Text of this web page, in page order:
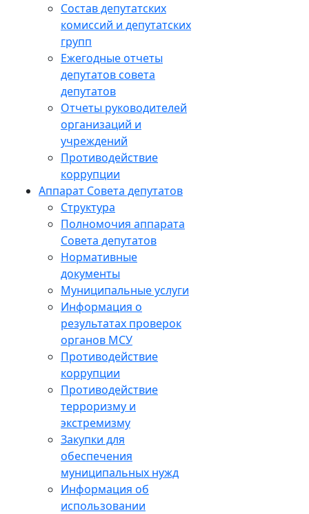
Состав депутатских
комиссий и депутатских
групп
Ежегодные отчеты
депутатов совета
депутатов
Отчеты руководителей
организаций и
учреждений
Противодействие
коррупции
Аппарат Совета депутатов
Структура
Полномочия аппарата
Совета депутатов
Нормативные
документы
Муниципальные услуги
Информация о
результатах проверок
органов МСУ
Противодействие
коррупции
Противодействие
терроризму и
экстремизму
Закупки для
обеспечения
муниципальных нужд
Информация об
использовании